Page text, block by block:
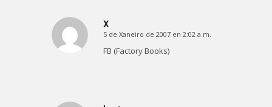
X
Dice:
5 de Xaneiro de 2007 en 2:02 a.m.
FB (Factory Books)